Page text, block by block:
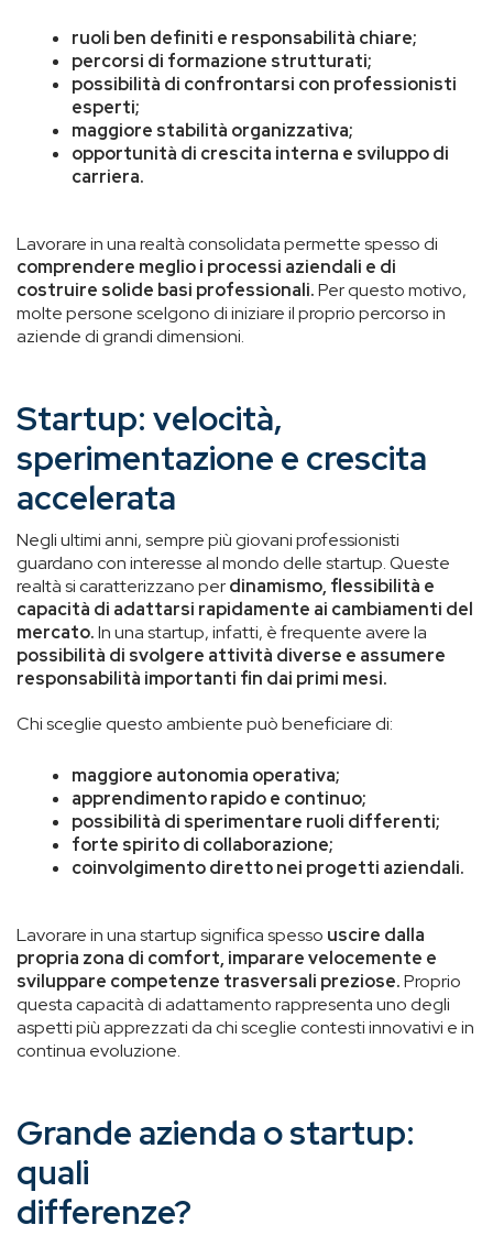
ruoli ben definiti e responsabilità chiare;
percorsi di formazione strutturati;
possibilità di confrontarsi con professionisti
esperti;
maggiore stabilità organizzativa;
opportunità di crescita interna e sviluppo di
carriera.
Lavorare in una realtà consolidata permette spesso di
comprendere meglio i processi aziendali e di
costruire solide basi professionali.Per questo motivo,
molte persone scelgono di iniziare il proprio percorso in
aziende di grandi dimensioni.
Startup: velocità,
sperimentazione e crescita
accelerata
Negli ultimi anni, sempre più giovani professionisti
guardano con interesse al mondo delle startup. Queste
realtà si caratterizzano perdinamismo, flessibilità e
capacità di adattarsi rapidamente ai cambiamenti del
mercato.In una startup, infatti, è frequente avere la
possibilità di svolgere attività diverse e assumere
responsabilità importanti fin dai primi mesi.
Chi sceglie questo ambiente può beneficiare di:
maggiore autonomia operativa;
apprendimento rapido e continuo;
possibilità di sperimentare ruoli differenti;
forte spirito di collaborazione;
coinvolgimento diretto nei progetti aziendali.
Lavorare in una startup significa spesso uscire dalla
propria zona di comfort, imparare velocemente e
sviluppare competenze trasversali preziose.Proprio
questa capacità di adattamento rappresenta uno degli
aspetti più apprezzati da chi sceglie contesti innovativi e in
continua evoluzione.
Grande azienda o startup:
quali
differenze?